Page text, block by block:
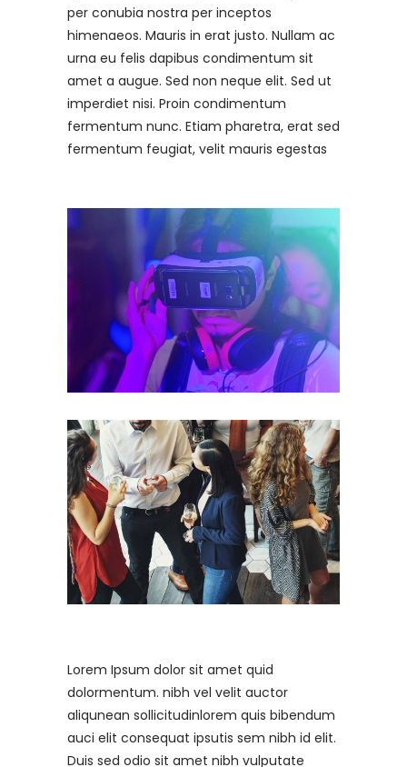
per conubia nostra per inceptos
himenaeos. Mauris in erat justo. Nullam ac
urna eu felis dapibus condimentum sit
amet a augue. Sed non neque elit. Sed ut
imperdiet nisi. Proin condimentum
fermentum nunc. Etiam pharetra, erat sed
fermentum feugiat, velit mauris egestas
Lorem Ipsum dolor sit amet quid
dolormentum. nibh vel velit auctor
aliqunean sollicitudinlorem quis bibendum
auci elit consequat ipsutis sem nibh id elit.
Duis sed odio sit amet nibh vulputate